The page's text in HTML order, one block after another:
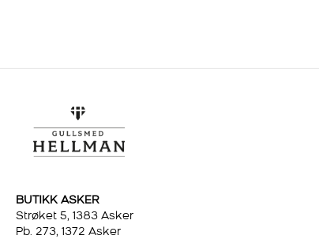
BUTIKK ASKER
Strøket 5, 1383 Asker
Pb. 273, 1372 Asker